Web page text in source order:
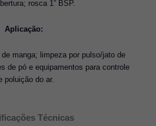
rosca 1” BSP.
Aplicação:
manga; limpeza por pulso/jato de
de pó e equipamentos para controle
poluição do ar.
Técnicas